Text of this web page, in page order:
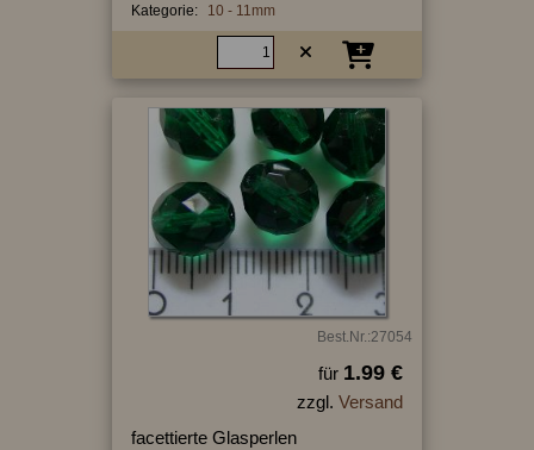
Kategorie: 10 - 11mm
Best.Nr.:27054
für 1.99 €
zzgl. Versand
facettierte Glasperlen